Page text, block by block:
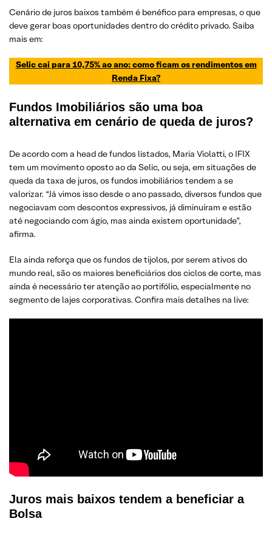
Cenário de juros baixos também é benéfico para empresas, o que
deve gerar boas oportunidades dentro do crédito privado. Saiba
mais em:
Selic cai para 10,75% ao ano: como ficam os rendimentos em
Renda Fixa?
Fundos Imobiliários são uma boa
alternativa em cenário de queda de juros?
De acordo com a head de fundos listados, Maria Violatti, o IFIX
tem um movimento oposto ao da Selic, ou seja, em situações de
queda da taxa de juros, os fundos imobiliários tendem a se
valorizar. “Já vimos isso desde o ano passado, diversos fundos que
negociavam com descontos expressivos, já diminuíram e estão
até negociando com ágio, mas ainda existem oportunidade”,
afirma.
Ela ainda reforça que os fundos de tijolos, por serem ativos do
mundo real, são os maiores beneficiários dos ciclos de corte, mas
ainda é necessário ter atenção ao portifólio, especialmente no
segmento de lajes corporativas. Confira mais detalhes na live:
Juros mais baixos tendem a beneficiar a
Bolsa